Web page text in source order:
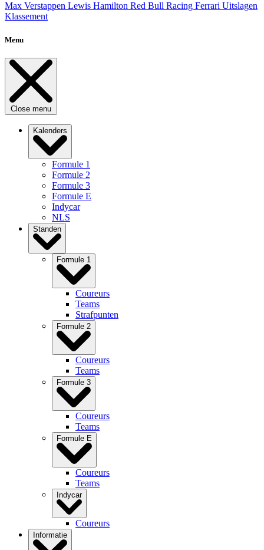
Max Verstappen Lewis Hamilton Red Bull Racing Ferrari Uitslagen
Klassement
Menu
Close menu
Kalenders
Formule 1
Formule 2
Formule 3
Formule E
Indycar
NLS
Standen
Formule 1
Coureurs
Teams
Strafpunten
Formule 2
Coureurs
Teams
Formule 3
Coureurs
Teams
Formule E
Coureurs
Teams
Indycar
Coureurs
Informatie